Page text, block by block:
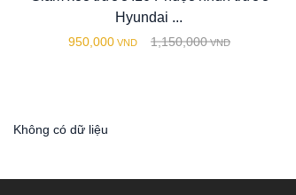
Hyundai ...
950,000 VND 1,150,000 VND
Không có dữ liệu